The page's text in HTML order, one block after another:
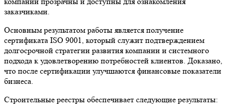
заказчиками.
Основным результатом работы является получение
сертификата ISO 9001, который служит подтверждением
долгосрочной стратегии развития компании и системного
подхода к удовлетворению потребностей клиентов. Доказано,
что после сертификации улучшаются финансовые показатели
бизнеса.
Строительные реестры обеспечивает следующие результаты: